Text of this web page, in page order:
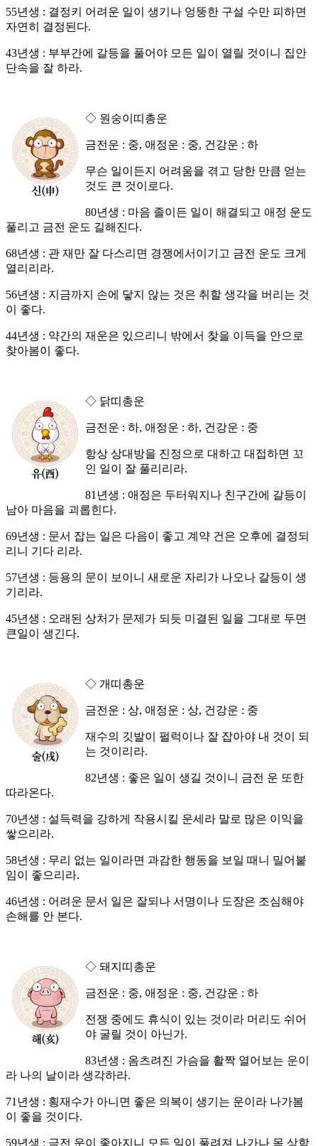
55년생 : 결정키 어려운 일이 생기나 엉뚱한 구설 수만 피하면
자연히 결정된다.
43년생 : 부부간에 갈등을 풀어야 모든 일이 열릴 것이니 집안
단속을 잘 하라.
◇ 원숭이띠총운
금전운 : 중, 애정운 : 중, 건강운 : 하
무슨 일이든지 어려움을 겪고 당한 만큼 얻는
것도 큰 것이로다.
80년생 : 마음 졸이든 일이 해결되고 애정 운도
풀리고 금전 운도 길해진다.
68년생 : 관 재만 잘 다스리면 경쟁에서이기고 금전 운도 크게
열리리라.
56년생 : 지금까지 손에 닿지 않는 것은 취할 생각을 버리는 것
이 좋다.
44년생 : 약간의 재운은 있으리니 밖에서 찾을 이득을 안으로
찾아봄이 좋다.
◇ 닭띠총운
금전운 : 하, 애정운 : 하, 건강운 : 중
항상 상대방을 진정으로 대하고 대접하면 꼬
인 일이 잘 풀리리라.
81년생 : 애정은 두터워지나 친구간에 갈등이
남아 마음을 괴롭힌다.
69년생 : 문서 잡는 일은 다음이 좋고 계약 건은 오후에 결정되
리니 기다 리라.
57년생 : 등용의 문이 보이니 새로운 자리가 나오나 갈등이 생
기리라.
45년생 : 오래된 상처가 문제가 되듯 미결된 일을 그대로 두면
큰일이 생긴다.
◇ 개띠총운
금전운 : 상, 애정운 : 상, 건강운 : 중
재수의 깃발이 펄럭이나 잘 잡아야 내 것이 되
는 것이리라.
82년생 : 좋은 일이 생길 것이니 금전 운 또한
따라온다.
70년생 : 설득력을 강하게 작용시킬 운세라 말로 많은 이익을
쌓으리라.
58년생 : 무리 없는 일이라면 과감한 행동을 보일 때니 밀어붙
임이 좋으리라.
46년생 : 어려운 문서 일은 잘되나 서명이나 도장은 조심해야
손해를 안 본다.
◇ 돼지띠총운
금전운 : 중, 애정운 : 중, 건강운 : 하
전쟁 중에도 휴식이 있는 것이라 머리도 쉬어
야 굴릴 것이 아닌가.
83년생 : 옴츠려진 가슴을 활짝 열어보는 운이
라 나의 날이라 생각하라.
71년생 : 횡재수가 아니면 좋은 의복이 생기는 운이라 나가봄
이 좋을 것이다.
59년생 : 금전 운이 좋아지니 모든 일이 풀려져 나가나 몸 상함